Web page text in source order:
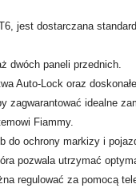
jest dostarczana
dwóch paneli przednich.
Auto-Lock oraz
zagwarantować idealne
Fiammy.
ochrony markizy i
pozwala utrzymać
regulować za pomocą